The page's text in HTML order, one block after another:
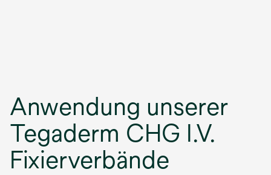
Anwendung unserer
Tegaderm CHG I.V.
Fixierverbände